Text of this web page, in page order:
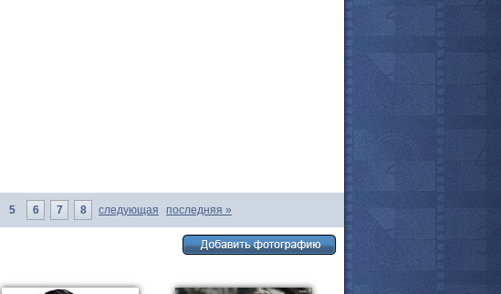
5 6 7 8 следующая последняя »
все актёры